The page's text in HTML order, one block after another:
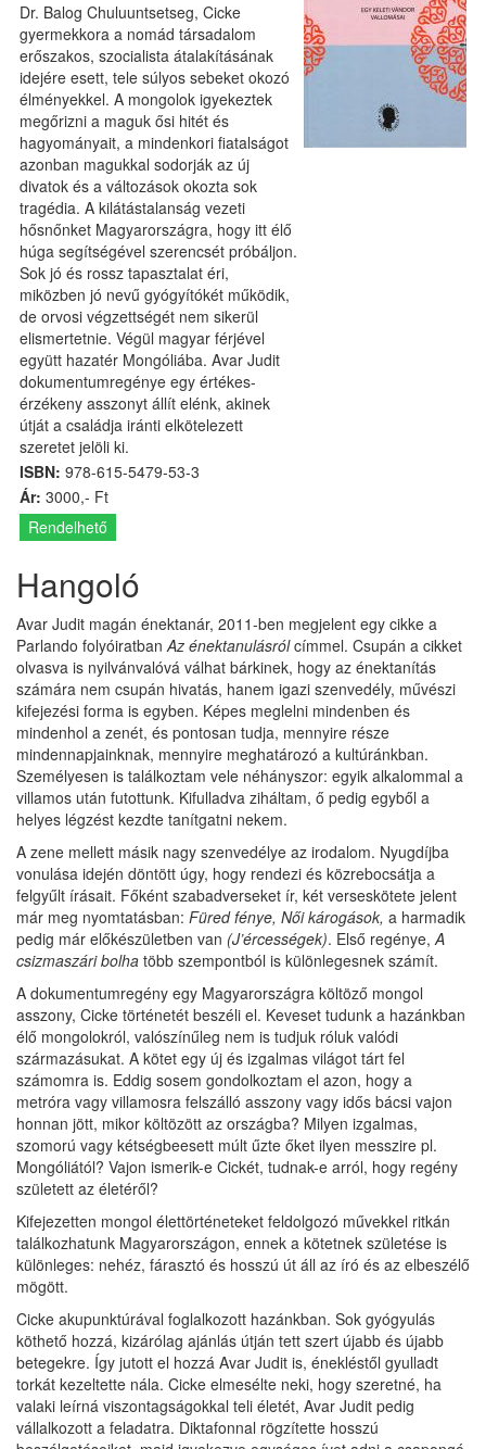
Dr. Balog Chuluuntsetseg, Cicke
gyermekkora a nomád társadalom
erőszakos, szocialista átalakításának
idejére esett, tele súlyos sebeket okozó
élményekkel. A mongolok igyekeztek
megőrizni a maguk ősi hitét és
hagyományait, a mindenkori fiatalságot
azonban magukkal sodorják az új
divatok és a változások okozta sok
tragédia. A kilátástalanság vezeti
hősnőnket Magyarországra, hogy itt élő
húga segítségével szerencsét próbáljon.
Sok jó és rossz tapasztalat éri,
miközben jó nevű gyógyítókét működik,
de orvosi végzettségét nem sikerül
elismertetnie. Végül magyar férjével
együtt hazatér Mongóliába. Avar Judit
dokumentumregénye egy értékes-
érzékeny asszonyt állít elénk, akinek
útját a családja iránti elkötelezett
szeretet jelöli ki.
ISBN: 978-615-5479-53-3
Ár: 3000,- Ft
Rendelhető
Hangoló
Avar Judit magán énektanár, 2011-ben megjelent egy cikke a
Parlando folyóiratbanAz énektanulásrólcímmel. Csupán a cikket
olvasva is nyilvánvalóvá válhat bárkinek, hogy az énektanítás
számára nem csupán hivatás, hanem igazi szenvedély, művészi
kifejezési forma is egyben. Képes meglelni mindenben és
mindenhol a zenét, és pontosan tudja, mennyire része
mindennapjainknak, mennyire meghatározó a kultúránkban.
Személyesen is találkoztam vele néhányszor: egyik alkalommal a
villamos után futottunk. Kifulladva ziháltam, ő pedig egyből a
helyes légzést kezdte tanítgatni nekem.
A zene mellett másik nagy szenvedélye az irodalom. Nyugdíjba
vonulása idején döntött úgy, hogy rendezi és közrebocsátja a
felgyűlt írásait. Főként szabadverseket ír, két verseskötete jelent
már meg nyomtatásban: Füred fénye, Női károgások, a harmadik
pedig már előkészületben van (J’ércességek). Első regénye,A
csizmaszári bolha több szempontból is különlegesnek számít.
A dokumentumregény egy Magyarországra költöző mongol
asszony, Cicke történetét beszéli el. Keveset tudunk a hazánkban
élő mongolokról, valószínűleg nem is tudjuk róluk valódi
származásukat. A kötet egy új és izgalmas világot tárt fel
számomra is. Eddig sosem gondolkoztam el azon, hogy a
metróra vagy villamosra felszálló asszony vagy idős bácsi vajon
honnan jött, mikor költözött az országba? Milyen izgalmas,
szomorú vagy kétségbeesett múlt űzte őket ilyen messzire pl.
Mongóliától? Vajon ismerik-e Cickét, tudnak-e arról, hogy regény
született az életéről?
Kifejezetten mongol élettörténeteket feldolgozó művekkel ritkán
találkozhatunk Magyarországon, ennek a kötetnek születése is
különleges: nehéz, fárasztó és hosszú út áll az író és az elbeszélő
mögött.
Cicke akupunktúrával foglalkozott hazánkban. Sok gyógyulás
köthető hozzá, kizárólag ajánlás útján tett szert újabb és újabb
betegekre. Így jutott el hozzá Avar Judit is, énekléstől gyulladt
torkát kezeltette nála. Cicke elmesélte neki, hogy szeretné, ha
valaki leírná viszontagságokkal teli életét, Avar Judit pedig
vállalkozott a feladatra. Diktafonnal rögzítette hosszú